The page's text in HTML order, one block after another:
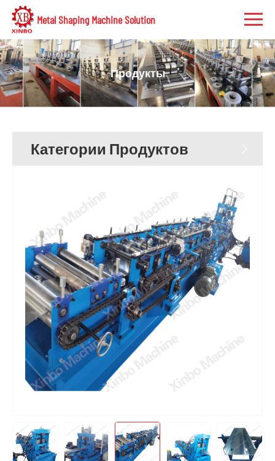
Metal Shaping Machine Solution
Продукты
Категории Продуктов